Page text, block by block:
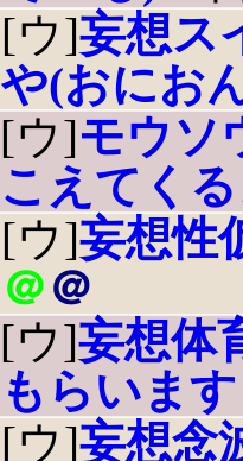
[ウ]妄想ス
や(おにお
[ウ]モウソ
こえてく
[ウ]妄想性
＠＠
[ウ]妄想体
もらいま
[ウ]妄想念